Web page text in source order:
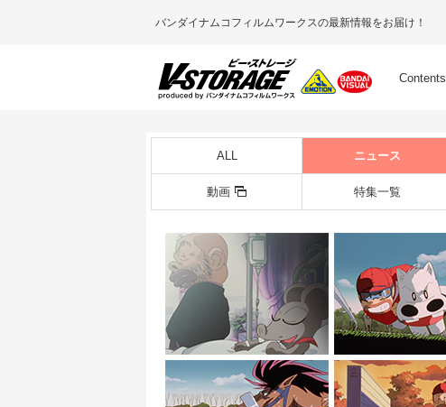
バンダイナムコフィルムワークスの最新情報をお届け！
Contents
ALL ニュース
動画 特集一覧